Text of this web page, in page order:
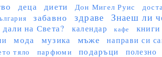
деца диети Дон Мигел Руис
забавно здраве Знаеш ли
на Света? календар кафе книги
мода музика мъже направи си
тяло парфюми подаръци полезно